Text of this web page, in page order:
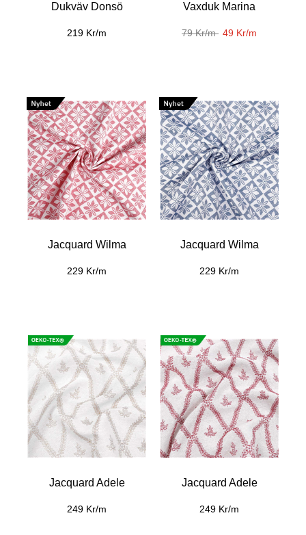
Dukväv Donsö
219 Kr/m
Vaxduk Marina
79 Kr/m 49 Kr/m
Jacquard Wilma
229 Kr/m
Jacquard Wilma
229 Kr/m
Jacquard Adele
249 Kr/m
Jacquard Adele
249 Kr/m